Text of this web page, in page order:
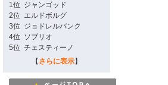
1位 ジャンゴッド
2位 エルドボルグ
3位 ジョドレルバンク
4位 ソブリオ
5位 チェスティーノ
【 さらに表示】